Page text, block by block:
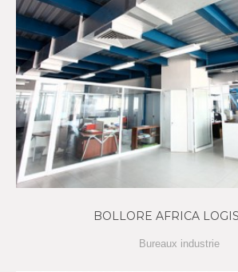
BOLLORE AFRICA
Bureaux industrie